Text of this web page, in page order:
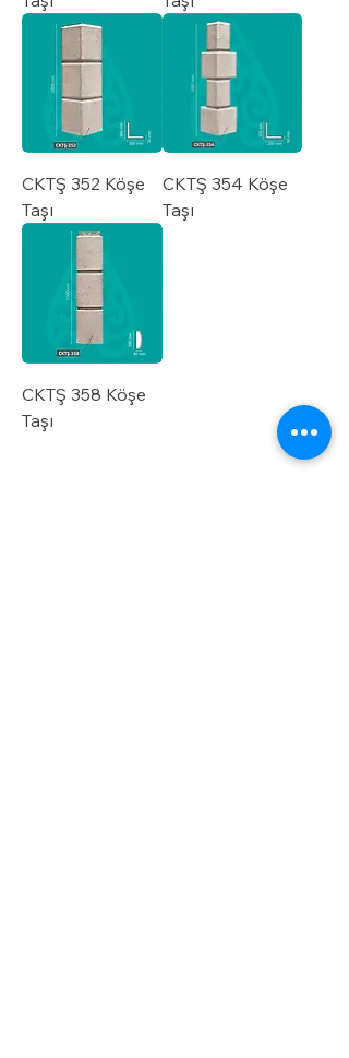
CKTŞ 352 Köşe
Taşı
CKTŞ 354 Köşe
Taşı
CKTŞ 358 Köşe
Taşı